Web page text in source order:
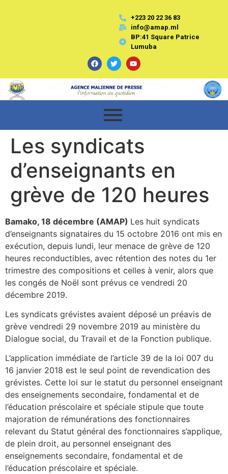
+223 20 22 36 83
info@amap.ml
BP:41 Square Patrice
Lumuba
Les syndicats
d’enseignants en
grève de 120 heures
Bamako, 18 décembre (AMAP) Les huit syndicats
d’enseignants signataires du 15 octobre 2016 ont mis en
exécution, depuis lundi, leur menace de grève de 120
heures reconductibles, avec rétention des notes du 1er
trimestre des compositions et celles à venir, alors que
les congés de Noël sont prévus ce vendredi 20
décembre 2019.
Les syndicats grévistes avaient déposé un préavis de
grève vendredi 29 novembre 2019 au ministère du
Dialogue social, du Travail et de la Fonction publique.
L’application immédiate de l’article 39 de la loi 007 du
16 janvier 2018 est le seul point de revendication des
grévistes. Cette loi sur le statut du personnel enseignant
des enseignements secondaire, fondamental et de
l’éducation préscolaire et spéciale stipule que toute
majoration de rémunérations des fonctionnaires
relevant du Statut général des fonctionnaires s’applique,
de plein droit, au personnel enseignant des
enseignements secondaire, fondamental et de
l’éducation préscolaire et spéciale.